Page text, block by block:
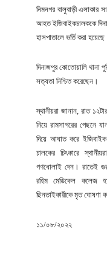
নিমনগর বালুবাড়ী
আহত ইজিবাইকচালককে
হাসপাতালে ভর্তি করা
দিনাজপুর কোতোয়ালি থানা
সত্যতা নিশ্চিত করেছেন।
স্থানীয়রা জানান, রাত
নিয়ে রামসাগরের পেছনে
দিয়ে আঘাত করে ইজিবাইক
চালকের চিৎকারে
গণধোলাই দেন। রাতেই
রহিম মেডিকেল কলেজ
ছিনতাইকারীকে মৃত ঘোষণা
১১/০৮/২০২২